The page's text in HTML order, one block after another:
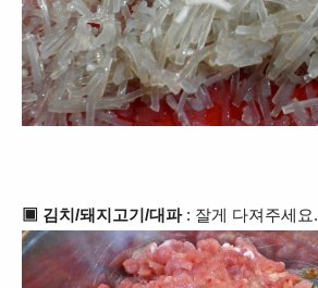
▣ 김치/돼지고기/대파: 잘게 다져주세요.